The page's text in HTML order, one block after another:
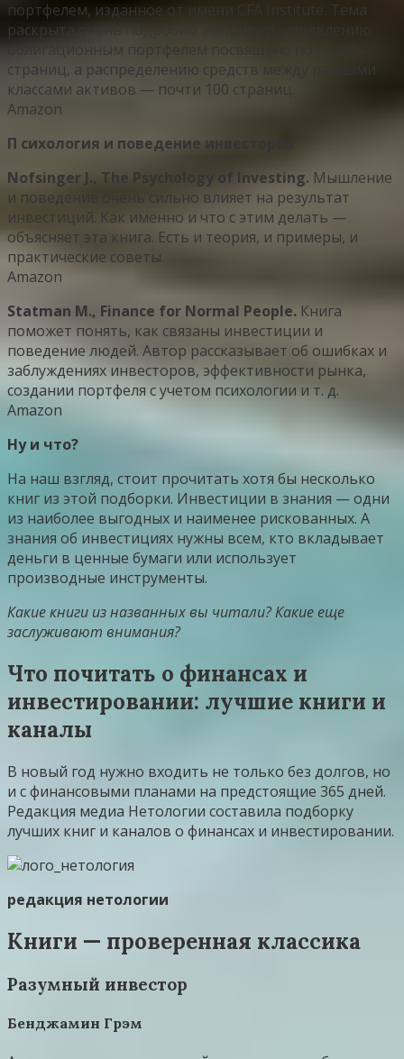
портфелем, изданное от имени CFA Institute. Тема
раскрыта очень подробно: например, управлению
облигационным портфелем посвящено почти 80
страниц, а распределению средств между разными
классами активов — почти 100 страниц.
Amazon
П сихология и поведение инвесторов
Nofsinger J., The Psychology of Investing. Мышление
и поведение очень сильно влияет на результат
инвестиций. Как именно и что с этим делать —
объясняет эта книга. Есть и теория, и примеры, и
практические советы.
Amazon
Statman M., Finance for Normal People. Книга
поможет понять, как связаны инвестиции и
поведение людей. Автор рассказывает об ошибках и
заблуждениях инвесторов, эффективности рынка,
создании портфеля с учетом психологии и т. д.
Amazon
Ну и что?
На наш взгляд, стоит прочитать хотя бы несколько
книг из этой подборки. Инвестиции в знания — одни
из наиболее выгодных и наименее рискованных. А
знания об инвестициях нужны всем, кто вкладывает
деньги в ценные бумаги или использует
производные инструменты.
Какие книги из названных вы читали? Какие еще
заслуживают внимания?
Что почитать о финансах и
инвестировании: лучшие книги и
каналы
В новый год нужно входить не только без долгов, но
и с финансовыми планами на предстоящие 365 дней.
Редакция медиа Нетологии составила подборку
лучших книг и каналов о финансах и инвестировании.
редакция нетологии
Книги — проверенная классика
Разумный инвестор
Бенджамин Грэм